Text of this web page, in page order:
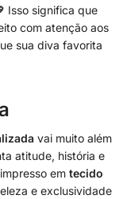
Isso significa que
com atenção aos
sua diva favorita
vai muito além
atitude, história e
em tecido
e exclusividade